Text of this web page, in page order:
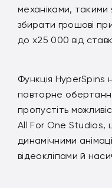
механіками,
збирати грошові
до x25 000 від
Функція HyperSpins
повторне
пропустіть
All For One Studios,
динамічними
відеокліпами й